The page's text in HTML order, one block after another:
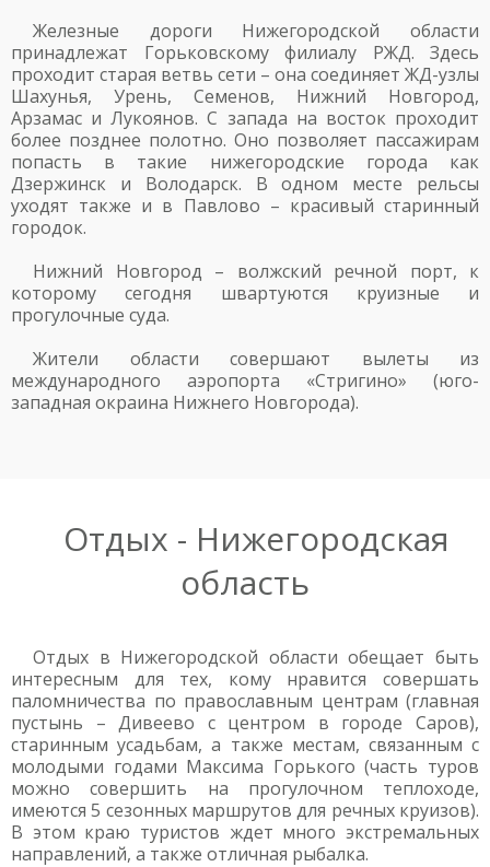
Железные дороги Нижегородской области
принадлежат Горьковскому филиалу РЖД. Здесь
проходит старая ветвь сети – она соединяет ЖД-узлы
Шахунья, Урень, Семенов, Нижний Новгород,
Арзамас и Лукоянов. С запада на восток проходит
более позднее полотно. Оно позволяет пассажирам
попасть в такие нижегородские города как
Дзержинск и Володарск. В одном месте рельсы
уходят также и в Павлово – красивый старинный
городок.
Нижний Новгород – волжский речной порт, к
которому сегодня швартуются круизные и
прогулочные суда.
Жители области совершают вылеты из
международного аэропорта «Стригино» (юго-
западная окраина Нижнего Новгорода).
Отдых - Нижегородская
область
Отдых в Нижегородской области обещает быть
интересным для тех, кому нравится совершать
паломничества по православным центрам (главная
пустынь – Дивеево с центром в городе Саров),
старинным усадьбам, а также местам, связанным с
молодыми годами Максима Горького (часть туров
можно совершить на прогулочном теплоходе,
имеются 5 сезонных маршрутов для речных круизов).
В этом краю туристов ждет много экстремальных
направлений, а также отличная рыбалка.